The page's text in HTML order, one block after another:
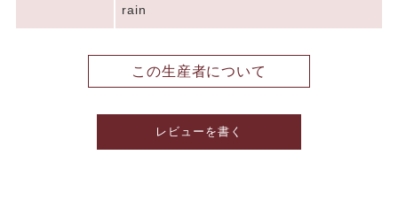
rain
この生産者について
レビューを書く